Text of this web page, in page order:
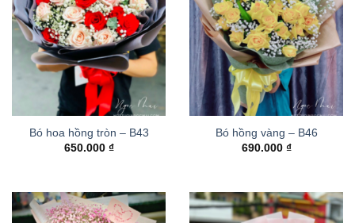
Bó hoa hồng tròn – B43
650.000 ₫
Bó hồng vàng – B46
690.000 ₫